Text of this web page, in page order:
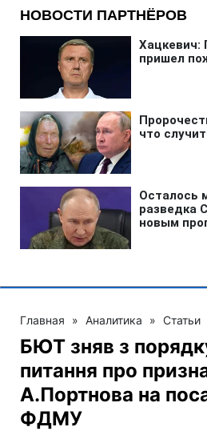
Главная » Аналитика » Статьи
БЮТ зняв з
питання про
А.Портнова на
ФДМУ